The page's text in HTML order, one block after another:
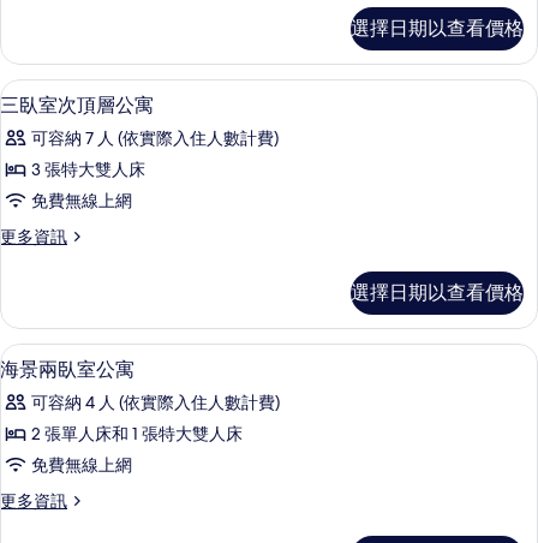
臥
室
公
寓
的
所
有
景
觀
三
室
公
的
詳
情
選擇日期以查看價格
顯
示
三
臥
室
次
層
公
寓
的
所
有
相
4
三臥室次頂層公寓
可容納 7 人 (依實際入住人數計費)
3 張特大雙人床
免費無線上網
更多資訊
更
室
次
頂
公
寓
詳
情
選擇日期以查看價格
顯
示
海
景
兩
臥
迷你吧、客房內保險箱、熨斗/熨衣板
3
海景兩臥室公寓
可容納 4 人 (依實際入住人數計費)
2 張單人床和 1 張特大雙人床
免費無線上網
更多資訊
更